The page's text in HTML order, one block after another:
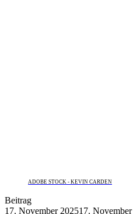
ADOBE STOCK - KEVIN CARDEN
Beitrag
17. November 202517.